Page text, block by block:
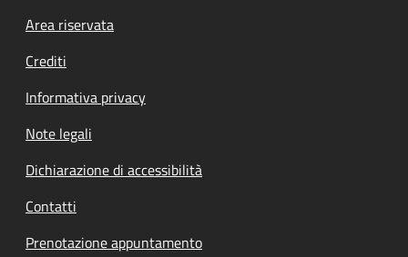
Footer menu
Area riservata
Crediti
Informativa privacy
Note legali
Dichiarazione di accessibilità
Contatti
Prenotazione appuntamento